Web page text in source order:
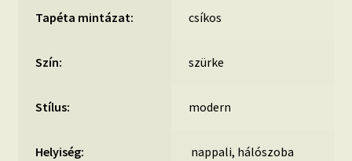
Tapéta mintázat: csíkos
Szín: szürke
Stílus: modern
Helyiség: nappali, hálószoba